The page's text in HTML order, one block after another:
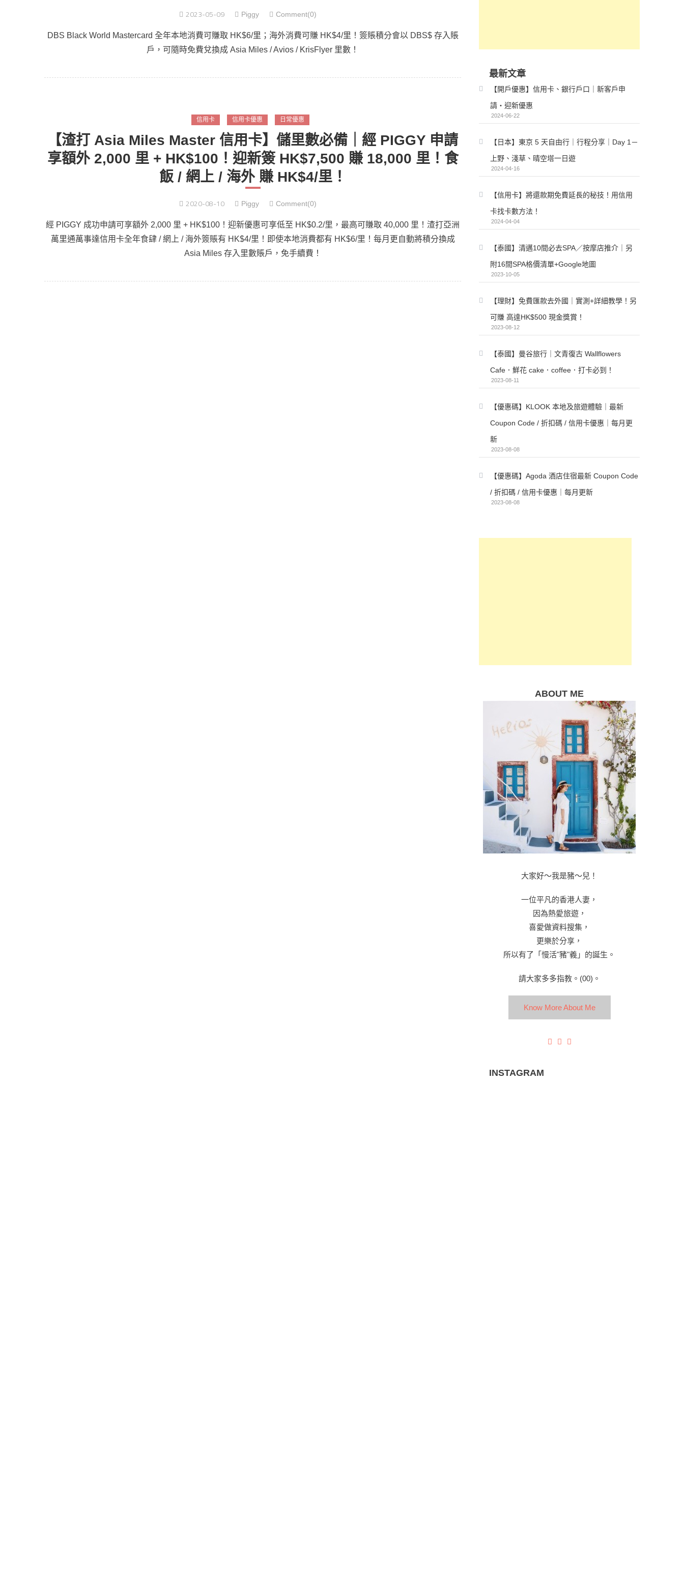
2023-05-09 Piggy Comment(0)
DBS Black World Mastercard 全年本地消費可賺取 HK$6/里；海外消費可賺 HK$4/里！簽賬積分會以 DBS$ 存入賬
戶，可隨時免費兌換成 Asia Miles / Avios / KrisFlyer 里數！
信用卡 信用卡優惠 日常優惠
【渣打 Asia Miles Master 信用卡】儲里數必備｜經 PIGGY 申請
享額外 2,000 里 + HK$100！迎新簽 HK$7,500 賺 18,000 里！食
飯 / 網上 / 海外 賺 HK$4/里！
2020-08-10 Piggy Comment(0)
經 PIGGY 成功申請可享額外 2,000 里 + HK$100！迎新優惠可享低至 HK$0.2/里，最高可賺取 40,000 里！渣打亞洲
萬里通萬事達信用卡全年食肆 / 網上 / 海外簽賬有 HK$4/里！即使本地消費都有 HK$6/里！每月更自動將積分換成
Asia Miles 存入里數賬戶，免手續費！
最新文章
【開戶優惠】信用卡、銀行戶口｜新客戶申
請・迎新優惠
2024-06-22
【日本】東京 5 天自由行｜行程分享｜Day 1－
上野、淺草、晴空塔一日遊
2024-04-16
【信用卡】將還款期免費延長的秘技！用信用
卡找卡數方法！
2024-04-04
【泰國】清邁10間必去SPA／按摩店推介｜另
附16間SPA格價清單+Google地圖
2023-10-05
【理財】免費匯款去外國｜實測+詳細教學！另
可賺 高達HK$500 現金獎賞！
2023-08-12
【泰國】曼谷旅行｜文青復古 Wallflowers
Cafe．鮮花 cake．coffee．打卡必到！
2023-08-11
【優惠碼】KLOOK 本地及旅遊體驗｜最新
Coupon Code / 折扣碼 / 信用卡優惠｜每月更
新
2023-08-08
【優惠碼】Agoda 酒店住宿最新 Coupon Code
/ 折扣碼 / 信用卡優惠｜每月更新
2023-08-08
ABOUT ME
大家好～我是豬～兒！
一位平凡的香港人妻，
因為熱愛旅遊，
喜愛做資料搜集，
更樂於分享，
所以有了「慢活"豬"義」的誕生。
請大家多多指教。(00)。
Know More About Me
INSTAGRAM